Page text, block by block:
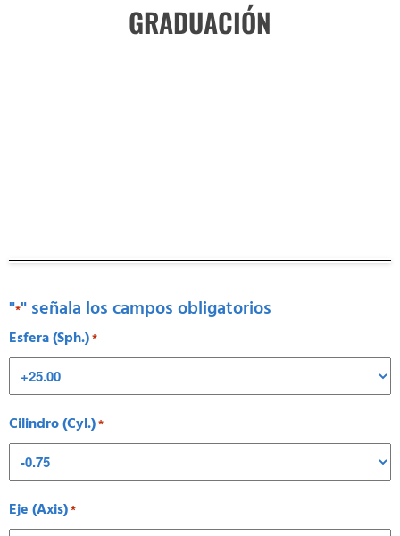
GRADUACIÓN
"*" señala los campos obligatorios
Esfera (Sph.)*
Cilindro (Cyl.)*
Eje (Axis)*